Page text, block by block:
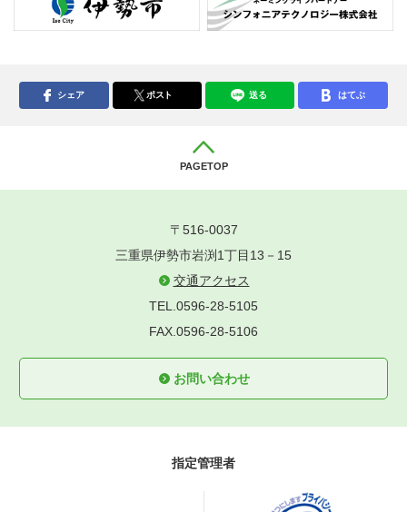
シェア ポスト 送る はてぶ
PAGETOP
〒516-0037
三重県伊勢市岩渕1丁目13－15
交通アクセス
TEL.0596-28-5105
FAX.0596-28-5106
お問い合わせ
指定管理者